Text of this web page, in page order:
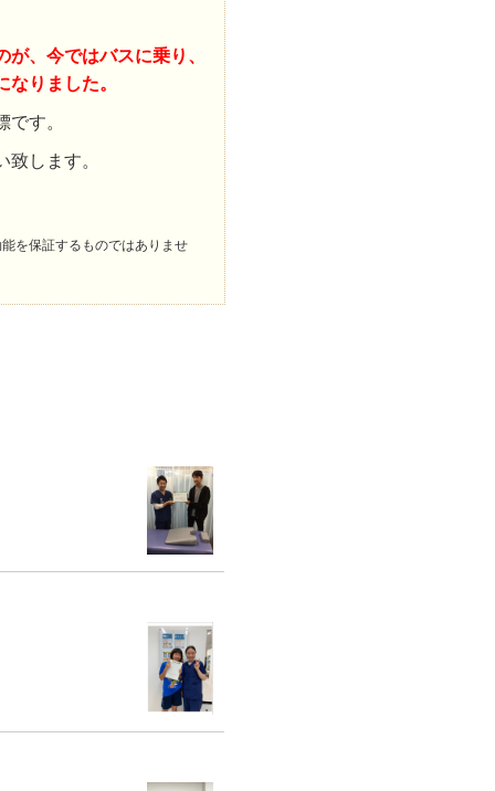
、今ではバスに乗り、
りました。
す。
します。
を保証するものではありませ